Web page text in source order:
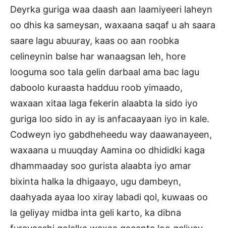
Deyrka guriga waa daash aan laamiyeeri laheyn
oo dhis ka sameysan, waxaana saqaf u ah saara
saare lagu abuuray, kaas oo aan roobka
celineynin balse har wanaagsan leh, hore
looguma soo tala gelin darbaal ama bac lagu
daboolo kuraasta hadduu roob yimaado,
waxaan xitaa laga fekerin alaabta la sido iyo
guriga loo sido in ay is anfacaayaan iyo in kale.
Codweyn iyo gabdheheedu way daawanayeen,
waxaana u muuqday Aamina oo dhididki kaga
dhammaaday soo gurista alaabta iyo amar
bixinta halka la dhigaayo, ugu dambeyn,
daahyada ayaa loo xiray labadi qol, kuwaas oo
la geliyay midba inta geli karto, ka dibna